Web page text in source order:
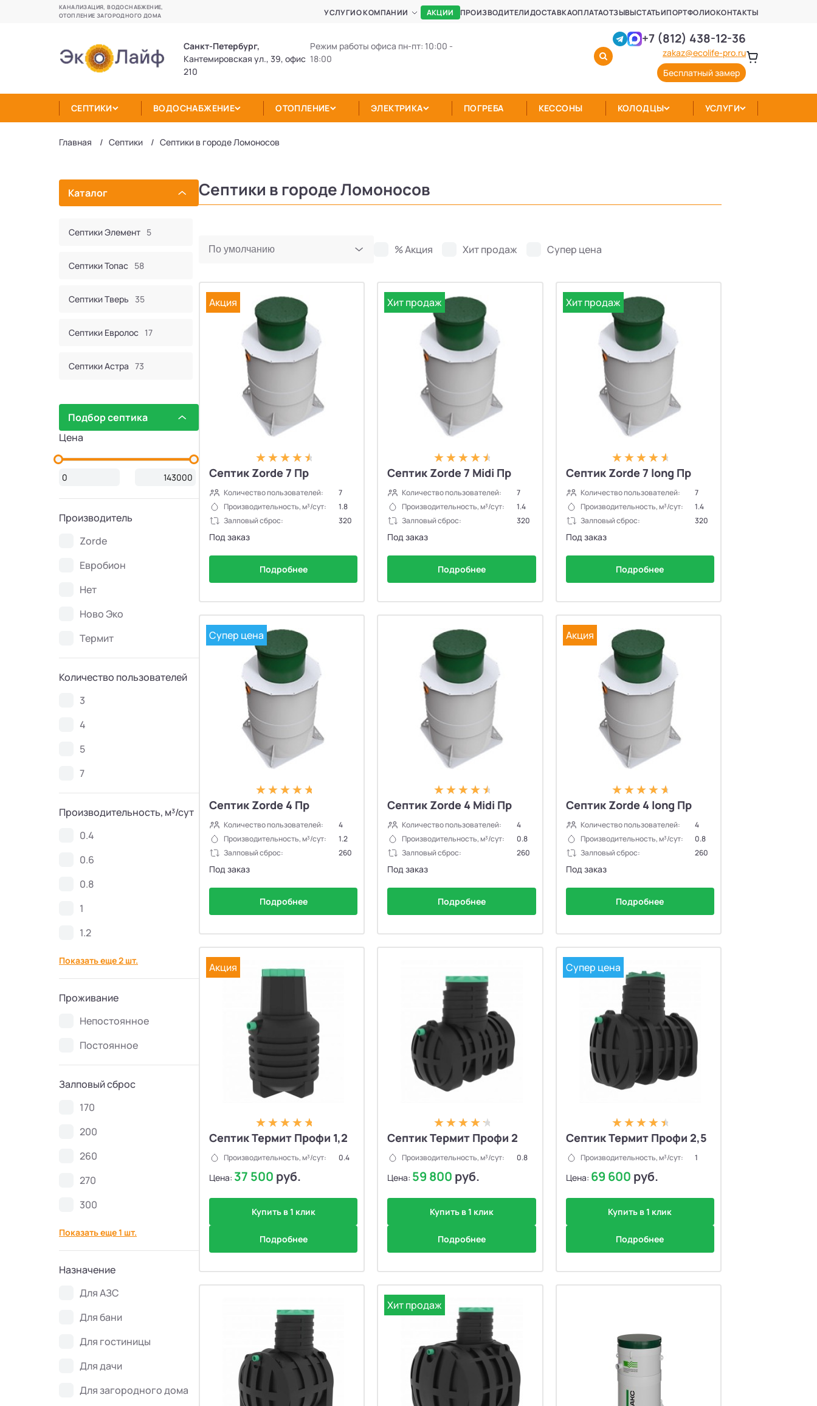
КАНАЛИЗАЦИЯ, ВОДОСНАБЖЕНИЕ,
ОТОПЛЕНИЕ ЗАГОРОДНОГО ДОМА
УСЛУГИО КОМПАНИИ АКЦИИ ПРОИЗВОДИТЕЛИДОСТАВКАОПЛАТАОТЗЫВЫСТАТЬИПОРТФОЛИОКОНТАКТЫ
Санкт-Петербург,
Кантемировская ул., 39, офис
210
Режим работы офиса пн-пт: 10:00 -
18:00
+7 (812) 438-12-36
zakaz@ecolife-pro.ru
Бесплатный замер
СЕПТИКИ ВОДОСНАБЖЕНИЕ ОТОПЛЕНИЕ ЭЛЕКТРИКА ПОГРЕБА КЕССОНЫ КОЛОДЦЫ УСЛУГИ
Главная Септики Септики в городе Ломоносов
Каталог
Септики Элемент 5
Септики Топас 58
Септики Тверь 35
Септики Евролос 17
Септики Астра 73
Септики КИТ 44
Септики Bunker 2
Септики Топаэро
Септики SANI
Септики Аэробокс
Септики Колос
Септики Спарта
Септики Zorde
Септики Евролос ПРО
Септики Гринлос
Септики Эргобокс
Септики Galay 6
Септики Ново Эко
Септики Uni-Sep
Септики VODANOFF
Септики Волгарь
Септики Далос
Септики БиоПурит
Септики Flotenk STA
Подбор септика
Цена
Производитель
Zorde
Евробион
Нет
Ново Эко
Термит
Количество пользователей
3
4
5
7
Производительность, м³/сут
0.4
0.6
0.8
1
1.2
Показать еще 2 шт.
Проживание
Непостоянное
Постоянное
Залповый сброс
170
200
260
270
300
Показать еще 1 шт.
Назначение
Для АЗС
Для бани
Для гостиницы
Для дачи
Для загородного дома
Септики в городе Ломоносов
% Акция Хит продаж Супер цена
Акция
Септик Zorde 7 Пр
Количество пользователей:
7
Производительность, м³/сут:
1.8
Залповый сброс:
320
Под заказ
Подробнее
Хит продаж
Септик Zorde 7 Midi Пр
Количество пользователей:
7
Производительность, м³/сут:
1.4
Залповый сброс:
320
Под заказ
Подробнее
Хит продаж
Септик Zorde 7 long Пр
Количество пользователей:
7
Производительность, м³/сут:
1.4
Залповый сброс:
320
Под заказ
Подробнее
Супер цена
Септик Zorde 4 Пр
Количество пользователей:
4
Производительность, м³/сут:
1.2
Залповый сброс:
260
Под заказ
Подробнее
Септик Zorde 4 Midi Пр
Количество пользователей:
4
Производительность, м³/сут:
0.8
Залповый сброс:
260
Под заказ
Подробнее
Акция
Септик Zorde 4 long Пр
Количество пользователей:
4
Производительность, м³/сут:
0.8
Залповый сброс:
260
Под заказ
Подробнее
Акция
Септик Термит Профи 1,2
Производительность, м³/сут: 0.4
Цена: 37 500 руб.
Купить в 1 клик
Подробнее
Септик Термит Профи 2
Производительность, м³/сут: 0.8
Цена: 59 800 руб.
Купить в 1 клик
Подробнее
Супер цена
Септик Термит Профи 2,5
Производительность, м³/сут: 1
Цена: 69 600 руб.
Купить в 1 клик
Подробнее
Хит продаж